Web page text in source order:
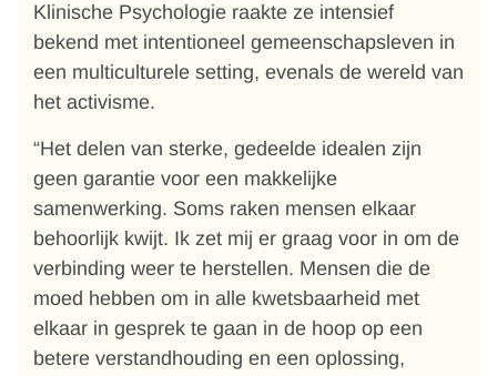
Klinische Psychologie raakte ze intensief
bekend met intentioneel gemeenschapsleven in
een multiculturele setting, evenals de wereld van
het activisme.
“Het delen van sterke, gedeelde idealen zijn
geen garantie voor een makkelijke
samenwerking. Soms raken mensen elkaar
behoorlijk kwijt. Ik zet mij er graag voor in om de
verbinding weer te herstellen. Mensen die de
moed hebben om in alle kwetsbaarheid met
elkaar in gesprek te gaan in de hoop op een
betere verstandhouding en een oplossing,